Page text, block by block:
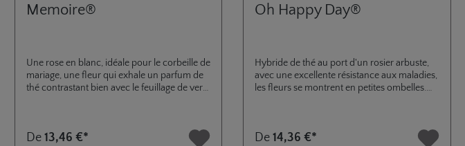
Memoire®
Une rose en blanc, idéale pour le corbeille de
mariage, une fleur qui exhale un parfum de
thé contrastant bien avec le feuillage de vert
De 13,46 €*
Oh Happy Day®
Hybride de thé au port d'un rosier arbuste,
avec une excellente résistance aux maladies,
les fleurs se montrent en petites ombelles.
De14,36 €*